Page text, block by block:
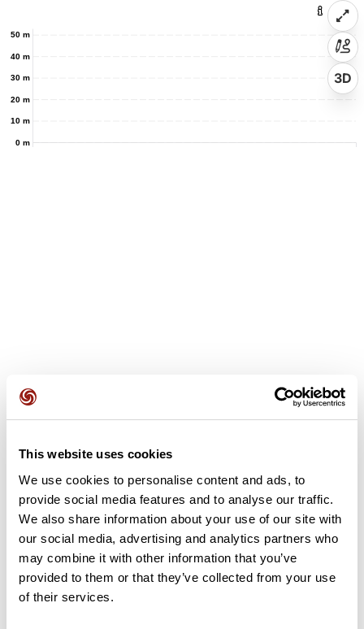
This website uses cookies
We use cookies to personalise content and ads, to
provide social media features and to analyse our traffic.
We also share information about your use of our site with
our social media, advertising and analytics partners who
may combine it with other information that you’ve
provided to them or that they’ve collected from your use
of their services.
0 m
10 m
20 m
30 m
40 m
50 m
3D
Recensioni degli utenti
Questo percorso non contiene ancora alcuna recensione.
L'hai già effettuato? Sii il primo a inviare una recensione!
Aggiungi una recensione